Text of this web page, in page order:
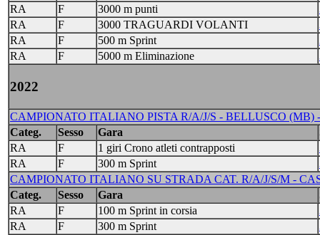
RA
F 3000 m punti
RA
F 3000 TRAGUARDI VOLANTI
RA
F 500 m Sprint
RA
F 5000 m Eliminazione
2022
CAMPIONATO ITALIANO PISTA R/A/J/S - BELLUSCO (MB)
Categ.
Sesso Gara
RA
F 1 giri Crono atleti contrapposti
RA
F 300 m Sprint
CAMPIONATO ITALIANO SU STRADA CAT. R/A/J/S/M -
Categ.
Sesso Gara
RA
F 100 m Sprint in corsia
RA
F 300 m Sprint